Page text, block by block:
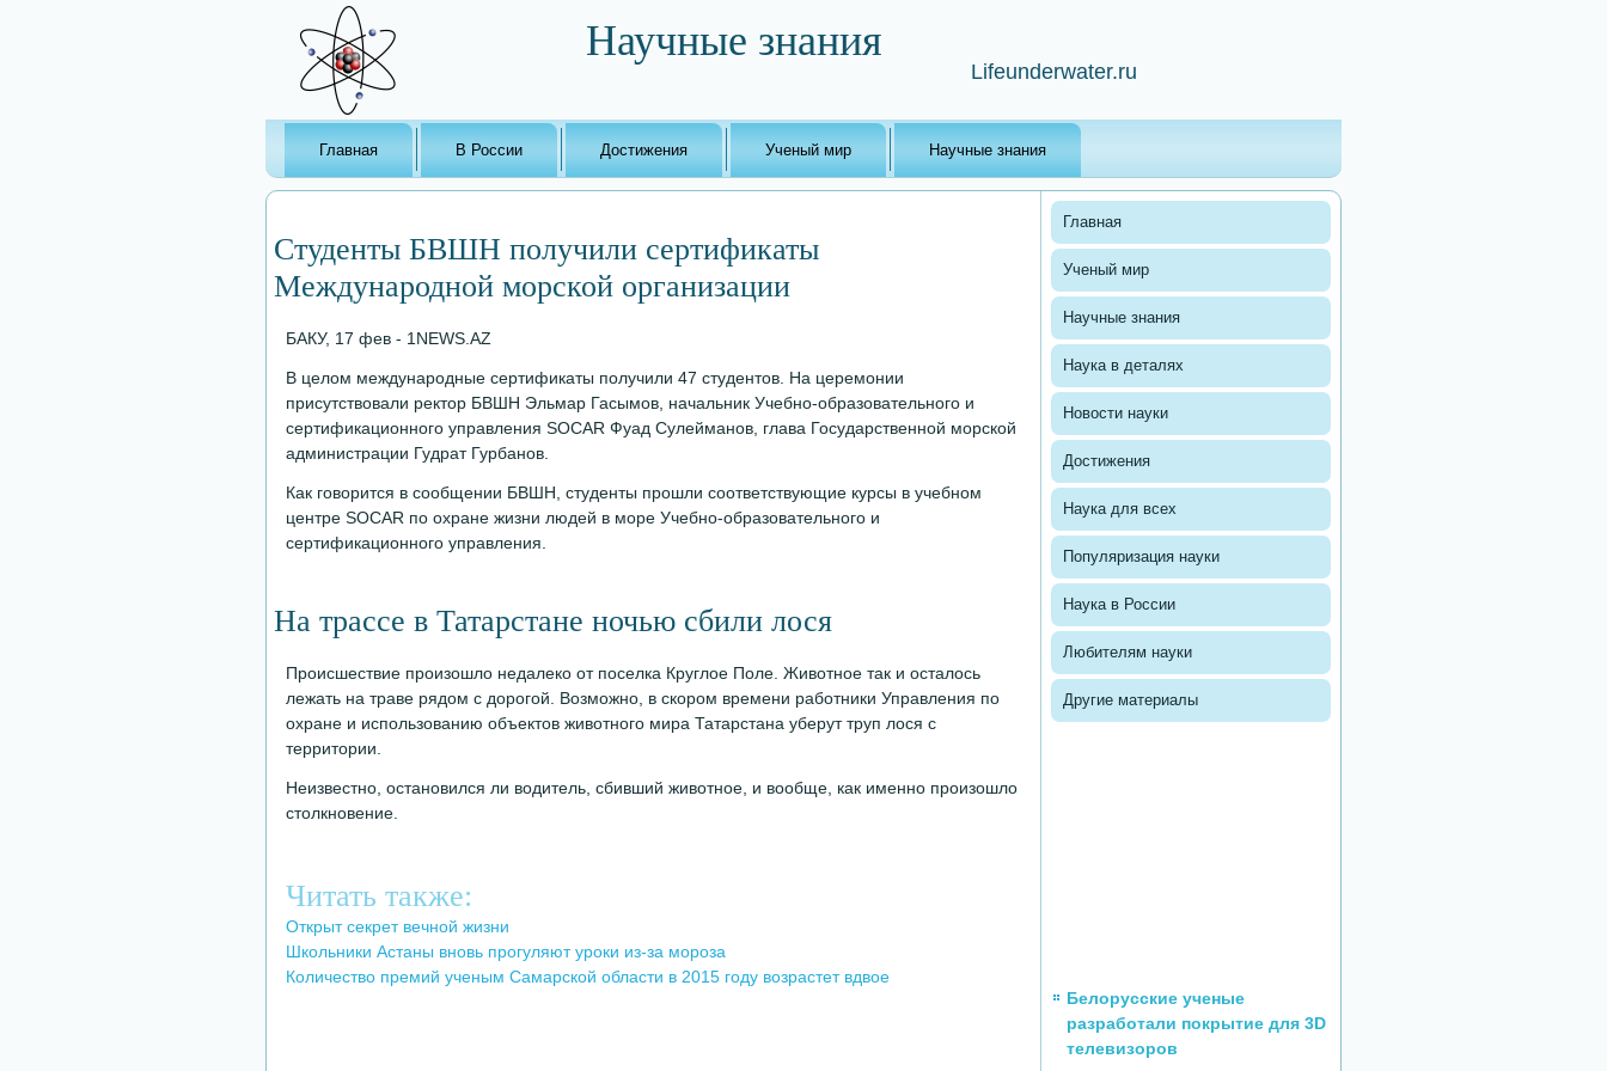
Научные знания
Lifeunderwater.ru
Главная В России Достижения Ученый мир Научные знания
Студенты БВШН получили сертификаты
Международной морской организации
БАКУ, 17 фев - 1NEWS.AZ
В целом международные сертификаты получили 47 студентов. На церемонии
присутствовали ректор БВШН Эльмар Гасымов, начальник Учебно-образовательного и
сертификационного управления SOCAR Фуад Сулейманов, глава Государственной морской
администрации Гудрат Гурбанов.
Как говорится в сообщении БВШН, студенты прошли соответствующие курсы в учебном
центре SOCAR по охране жизни людей в море Учебно-образовательного и
сертификационного управления.
На трассе в Татарстане ночью сбили лося
Происшествие произошло недалеко от поселка Круглое Поле. Животное так и осталось
лежать на траве рядом с дорогой. Возможно, в скором времени работники Управления по
охране и использованию объектов животного мира Татарстана уберут труп лося с
территории.
Неизвестно, остановился ли водитель, сбивший животное, и вообще, как именно произошло
столкновение.
Читать также:
Открыт секрет вечной жизни
Школьники Астаны вновь прогуляют уроки из-за мороза
Количество премий ученым Самарской области в 2015 году возрастет вдвое
Главная
Ученый мир
Научные знания
Наука в деталях
Новости науки
Достижения
Наука для всех
Популяризация науки
Наука в России
Любителям науки
Другие материалы
Белорусские ученые
разработали покрытие для 3D
телевизоров